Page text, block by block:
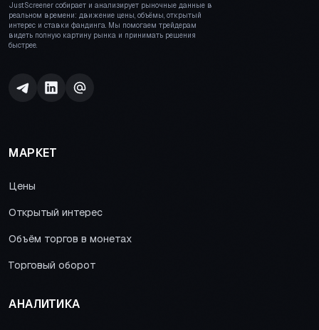
JustScreener собирает и анализирует рыночные данные в
реальном времени: движение цены, объёмы, открытый
интерес и ставки фандинга. Мы помогаем трейдерам
видеть полную картину рынка и принимать решения
быстрее.
МАРКЕТ
Цены
Открытый интерес
Объём торгов в монетах
Торговый оборот
АНАЛИТИКА